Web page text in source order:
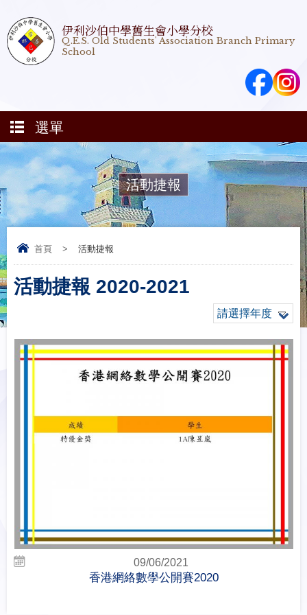
伊利沙伯中學舊生會小學分校
Q.E.S. Old Students' Association Branch Primary
School
選單
活動捷報
首頁 > 活動捷報
活動捷報 2020-2021
請選擇年度
09/06/2021
香港網絡數學公開賽2020